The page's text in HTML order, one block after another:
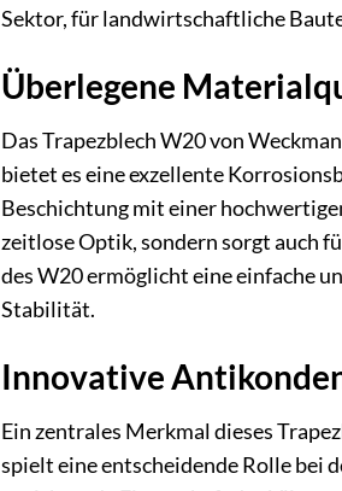
Sektor, für landwirtschaftliche
Überlegene
Das Trapezblech W20 von
bietet es eine exzellente
Beschichtung mit einer
zeitlose Optik, sondern sorgt auch
des W20 ermöglicht eine einfache
Stabilität.
Innovative
Ein zentrales Merkmal dieses
spielt eine entscheidende Rolle bei